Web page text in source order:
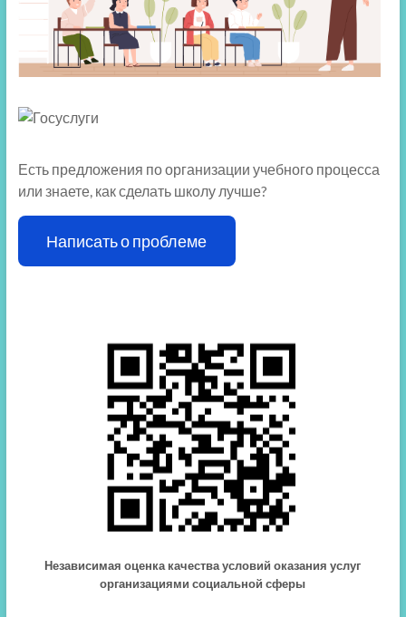
Есть предложения по организации учебного процесса
или знаете, как сделать школу лучше?
Написать о проблеме
Независимая оценка качества условий оказания услуг
организациями социальной сферы